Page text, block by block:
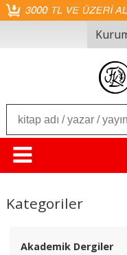
Kategoriler
Akademik Dergiler